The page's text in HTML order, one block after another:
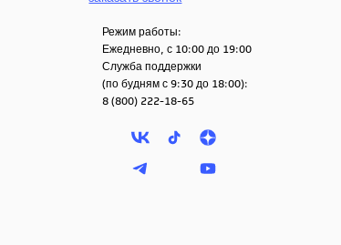
Режим работы:
Ежедневно, с 10:00 до 19:00
Служба поддержки
(по будням с 9:30 до 18:00):
8 (800) 222-18-65